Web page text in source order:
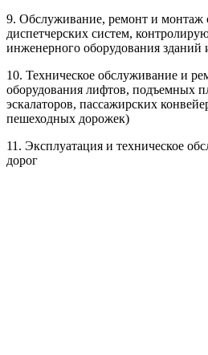
9. Обслуживание, ремонт и монтаж
диспетчерских систем,
инженерного оборудования зданий
10. Техническое обслуживание и
оборудования лифтов, подъемных
эскалаторов, пассажирских
пешеходных дорожек)
11. Эксплуатация и техническое
дорог